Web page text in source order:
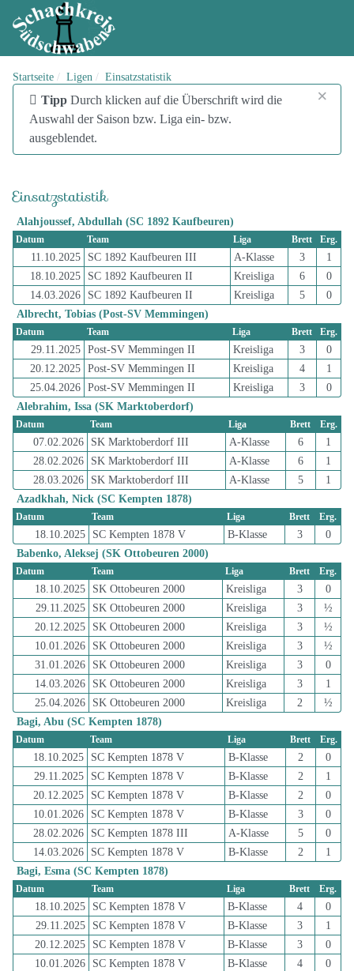
Startseite Ligen Einsatzstatistik
×
infoTipp Durch klicken auf die Überschrift wird die
Auswahl der Saison bzw. Liga ein- bzw.
ausgeblendet.
Einsatzstatistik
Alahjoussef, Abdullah (SC 1892 Kaufbeuren)
Datum Team Liga Brett Erg.
11.10.2025 SC 1892 Kaufbeuren III A-Klasse 3
1
18.10.2025
SC 1892 Kaufbeuren II Kreisliga 6
0
14.03.2026
SC 1892 Kaufbeuren II Kreisliga 5
0
Albrecht, Tobias (Post-SV Memmingen)
Datum Team Liga Brett Erg.
29.11.2025 Post-SV Memmingen II Kreisliga 3
0
20.12.2025 Post-SV Memmingen II Kreisliga 4
1
25.04.2026 Post-SV Memmingen II Kreisliga 3
0
Alebrahim, Issa (SK Marktoberdorf)
Datum Team Liga Brett Erg.
07.02.2026 SK Marktoberdorf III A-Klasse 6
1
28.02.2026
SK Marktoberdorf III A-Klasse 6
1
28.03.2026
SK Marktoberdorf III A-Klasse 5
1
Azadkhah, Nick (SC Kempten 1878)
Datum Team Liga Brett Erg.
18.10.2025 SC Kempten 1878 V B-Klasse 3
0
Babenko, Aleksej (SK Ottobeuren 2000)
Datum Team Liga Brett Erg.
18.10.2025 SK Ottobeuren 2000 Kreisliga 3
0
29.11.2025
SK Ottobeuren 2000 Kreisliga 3
½
20.12.2025
SK Ottobeuren 2000 Kreisliga 3
½
10.01.2026
SK Ottobeuren 2000 Kreisliga 3
½
31.01.2026
SK Ottobeuren 2000 Kreisliga 3
0
14.03.2026
SK Ottobeuren 2000 Kreisliga 3
1
25.04.2026
SK Ottobeuren 2000 Kreisliga 2
½
Bagi, Abu (SC Kempten 1878)
Datum Team Liga Brett Erg.
18.10.2025 SC Kempten 1878 V B-Klasse 2
0
29.11.2025
SC Kempten 1878 V B-Klasse 2
1
20.12.2025
SC Kempten 1878 V B-Klasse 2
0
10.01.2026
SC Kempten 1878 V B-Klasse 3
0
28.02.2026
SC Kempten 1878 III A-Klasse 5
0
14.03.2026
SC Kempten 1878 V B-Klasse 2
1
Bagi, Esma (SC Kempten 1878)
Datum Team Liga Brett Erg.
18.10.2025 SC Kempten 1878 V B-Klasse 4
0
29.11.2025
SC Kempten 1878 V B-Klasse 3
1
20.12.2025
SC Kempten 1878 V B-Klasse 3
0
10.01.2026
SC Kempten 1878 V B-Klasse 4
0